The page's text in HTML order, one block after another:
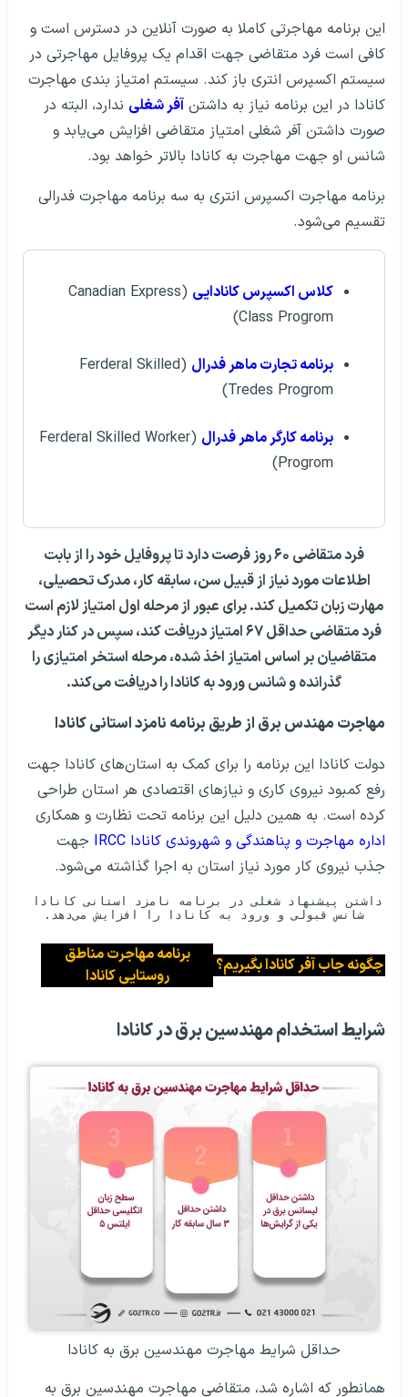
این برنامه مهاجرتی کاملا به صورت آنلاین در دسترس است و
کافی است فرد متقاضی جهت اقدام یک پروفایل مهاجرتی در
سیستم اکسپرس انتری باز کند. سیستم امتیاز بندی مهاجرت
کانادا در این برنامه نیاز به داشتن آفر شغلی ندارد، البته در
صورت داشتن آفر شغلی امتیاز متقاضی افزایش می‌یابد و
شانس او جهت مهاجرت به کانادا بالاتر خواهد بود.
برنامه مهاجرت اکسپرس انتری به سه برنامه مهاجرت فدرالی
تقسیم می‌شود.
کلاس اکسپرس کانادایی (Canadian Express
Class Progrom)
برنامه تجارت ماهر فدرال (Ferderal Skilled
Tredes Progrom)
برنامه کارگر ماهر فدرال (Ferderal Skilled Worker
Progrom)
فرد متقاضی ۶۰ روز فرصت دارد تا پروفایل خود را از بابت
اطلاعات مورد نیاز از قبیل سن، سابقه کار، مدرک تحصیلی،
مهارت زبان تکمیل کند. برای عبور از مرحله اول امتیاز لازم است
فرد متقاضی حداقل ۶۷ امتیاز دریافت کند، سپس در کنار دیگر
متقاضیان بر اساس امتیاز اخذ شده، مرحله استخر امتیازی را
گذرانده و شانس ورود به کانادا را دریافت می‌کند.
مهاجرت مهندس برق از طریق برنامه نامزد استانی کانادا
دولت کانادا این برنامه را برای کمک به استان‌های کانادا جهت
رفع کمبود نیروی کاری و نیاز‌های اقتصادی هر استان طراحی
کرده است. به همین دلیل این برنامه تحت نظارت و همکاری
اداره مهاجرت و پناهندگی و شهروندی کانادا IRCC
جهت
جذب نیروی کار مورد نیاز استان به اجرا گذاشته می‌شود.
شانس قبولی و ورود به کانادا را افزایش می‌دهد.
چگونه جاب آفر کانادا بگیریم؟
برنامه مهاجرت مناطق
روستایی کانادا
شرایط استخدام مهندسین برق در کانادا
حداقل شرایط مهاجرت مهندسین برق به کانادا
همانطور که اشاره شد، متقاضی مهاجرت مهندسین برق به